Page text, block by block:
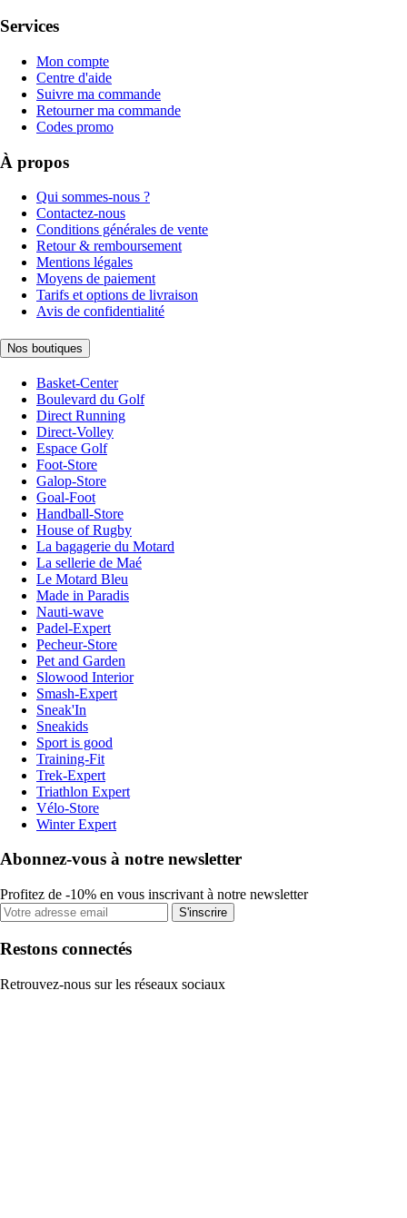
Services
Mon compte
Centre d'aide
Suivre ma commande
Retourner ma commande
Codes promo
À propos
Qui sommes-nous ?
Contactez-nous
Conditions générales de vente
Retour & remboursement
Mentions légales
Moyens de paiement
Tarifs et options de livraison
Avis de confidentialité
Nos boutiques
Basket-Center
Boulevard du Golf
Direct Running
Direct-Volley
Espace Golf
Foot-Store
Galop-Store
Goal-Foot
Handball-Store
House of Rugby
La bagagerie du Motard
La sellerie de Maé
Le Motard Bleu
Made in Paradis
Nauti-wave
Padel-Expert
Pecheur-Store
Pet and Garden
Slowood Interior
Smash-Expert
Sneak'In
Sneakids
Sport is good
Training-Fit
Trek-Expert
Triathlon Expert
Vélo-Store
Winter Expert
Abonnez-vous à notre newsletter
Profitez de -10% en vous inscrivant à notre newsletter
S'inscrire
Restons connectés
Retrouvez-nous sur les réseaux sociaux